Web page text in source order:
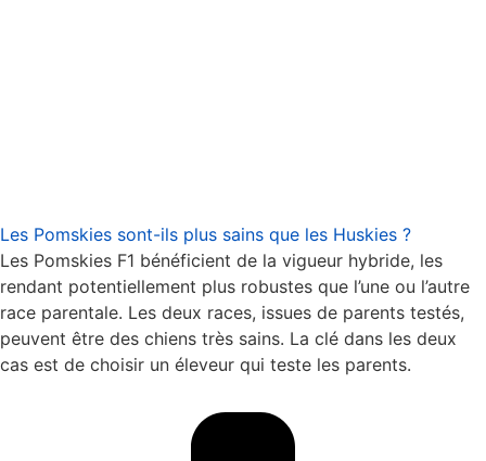
Les Pomskies sont-ils plus sains que les Huskies ?
Les Pomskies F1 bénéficient de la vigueur hybride, les
rendant potentiellement plus robustes que l’une ou l’autre
race parentale. Les deux races, issues de parents testés,
peuvent être des chiens très sains. La clé dans les deux
cas est de choisir un éleveur qui teste les parents.